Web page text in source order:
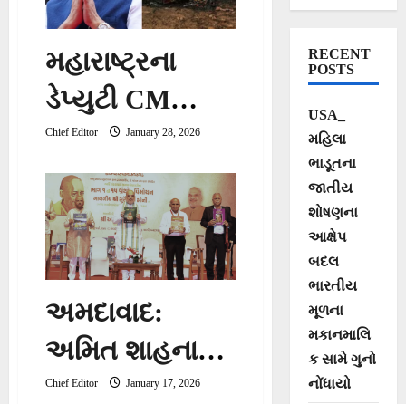
મહારાષ્ટ્રના
ડેપ્યુટી CM
અજિત પવારનું
પ્લેન ક્રેશમાં
નિધન,
બારામતીમાં
સર્જાયો
અકસ્માત
Chief Editor January 28, 2026
અમદાવાદ:
અમિત શાહના
હસ્તે ‘આદિ
Chief Editor January 17, 2026
RECENT
POSTS
USA_
મહિલા
ભાડૂતના
જાતીય
શોષણના
આક્ષેપ
બદલ
ભારતીય
મૂળના
મકાનમાલિ
ક સામે ગુનો
નોંધાયો